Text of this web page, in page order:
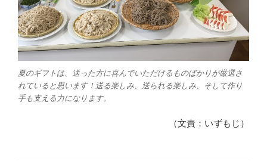
夏のギフトは、送った方に喜んでいただけるものばかりが厳選さ
れていると思います！送る楽しみ、送られる楽しみ、そして作り
手も支える力になります。
（文責：いずもじ）